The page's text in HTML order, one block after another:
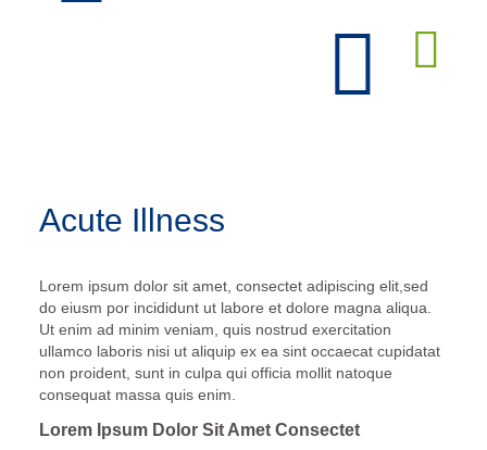
Acute Illness
Lorem ipsum dolor sit amet, consectet adipiscing elit,sed
do eiusm por incididunt ut labore et dolore magna aliqua.
Ut enim ad minim veniam, quis nostrud exercitation
ullamco laboris nisi ut aliquip ex ea sint occaecat cupidatat
non proident, sunt in culpa qui officia mollit natoque
consequat massa quis enim.
Lorem Ipsum Dolor Sit Amet Consectet